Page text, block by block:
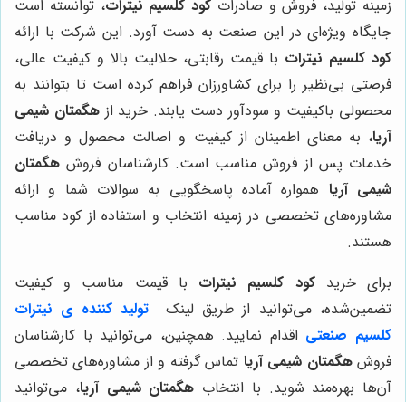
زمینه تولید، فروش و صادرات کود کلسیم نیترات، توانسته است
جایگاه ویژه‌ای در این صنعت به دست آورد. این شرکت با ارائه
کود کلسیم نیترات با قیمت رقابتی، حلالیت بالا و کیفیت عالی،
فرصتی بی‌نظیر را برای کشاورزان فراهم کرده است تا بتوانند به
محصولی باکیفیت و سودآور دست یابند. خرید ازهگمتان شیمی
آریا، به معنای اطمینان از کیفیت و اصالت محصول و دریافت
خدمات پس از فروش مناسب است. کارشناسان فروش هگمتان
شیمی آریا همواره آماده پاسخگویی به سوالات شما و ارائه
مشاوره‌های تخصصی در زمینه انتخاب و استفاده از کود مناسب
هستند.
برای خریدکود کلسیم نیترات با قیمت مناسب و کیفیت
تضمین‌شده، می‌توانید از طریق لینک
تولید کننده ی نیترات
کلسیم صنعتی اقدام نمایید. همچنین، می‌توانید با کارشناسان
فروشهگمتان شیمی آریا تماس گرفته و از مشاوره‌های تخصصی
آن‌ها بهره‌مند شوید. با انتخاب هگمتان شیمی آریا، می‌توانید